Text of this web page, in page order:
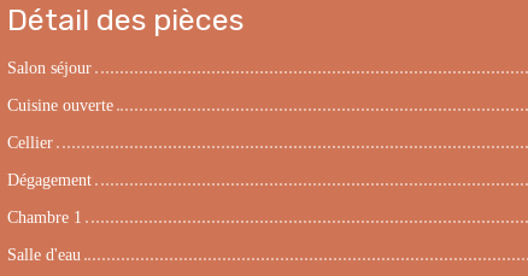
Détail des pièces
Salon séjour
Cuisine ouverte
Cellier
Dégagement
Chambre 1
Salle d'eau